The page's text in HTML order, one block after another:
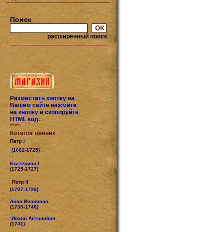
Поиск
расширенный поиск
Разместить кнопку на
Вашем сайте нажмите
на кнопку и скопируйте
HTML код.
****
Коталог ценник
Петр I
(1682-1725) .
Екатерина I
(1725-1727)
Петр II
(1727-1729)
Анна Иоановна
(1730-1740)
Иоанн Антонович
(1741)